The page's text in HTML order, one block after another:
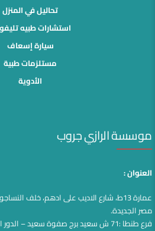
تحاليل في المنزل
استشارات طبيه
سيارة إسعاف
مستلزمات طبية
الأدوية
موسسة الرازي جروب
العنوان :
عمارة 13ط، شارع الاديب على ادهم، خلف
مصر الجديدة.
فرع طنطا :71 ش سعيد برج صفوة سعيد – الدور الآول